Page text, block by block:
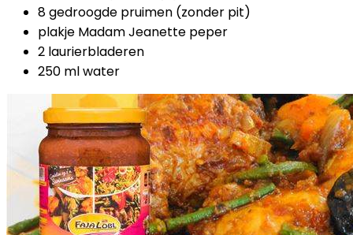
8 gedroogde pruimen (zonder pit)
plakje Madam Jeanette peper
2 laurierbladeren
250 ml water